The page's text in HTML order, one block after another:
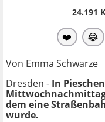
24.191
❤️ 😂
Von Emma Schwarze
Dresden - In
dem eine
wurde.